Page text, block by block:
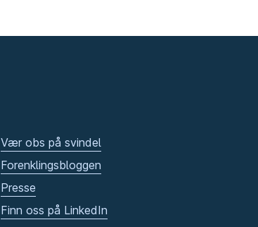
Vær obs på svindel
Forenklingsbloggen
Presse
Finn oss på LinkedIn